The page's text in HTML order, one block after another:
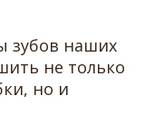
зубов наших
не только
но и